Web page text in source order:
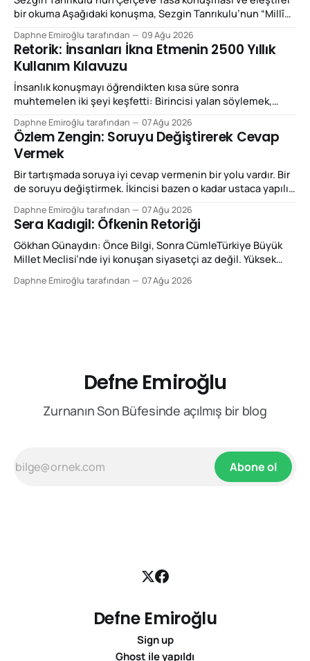
bir okuma Aşağıdaki konuşma, Sezgin Tanrıkulu’nun “Millî
Güçlendirilmesine Dair Kanun Teklifi”ne ilişkin yaptığı
konuşmadır: SEZGİN TANRIKULU’NUN KONUŞMASI “Bugün
önümüzde bulunan teklif, büyük acılara sebebiyet vermiş
yarım asırlık bir çatışma döneminin mutlak biçimde
sonlandırılmasına kapıyı aralaması
Daphne Emiroğlu tarafından 09 Ağu 2026
Retorik: İnsanları İkna Etmenin 2500 Yıllık
Kullanım Kılavuzu
İnsanlık konuşmayı öğrendikten kısa süre sonra
muhtemelen iki şeyi keşfetti: Birincisi yalan söylemek,
Neyse ki aradan birkaç bin yıl geçince Yunanlar meseleyi
biraz sistematik hâle getirip adına retorik dediler. Bugün
“retorik” kelimesini çoğunlukla küçümseyici biçimde
kullanıyoruz. “Bunlar retorik”, “retorikten başka bir şey
Daphne Emiroğlu tarafından 07 Ağu 2026
Özlem Zengin: Soruyu Değiştirerek Cevap
Vermek
Bir tartışmada soruya iyi cevap vermenin bir yolu vardır. Bir
de soruyu değiştirmek. İkincisi bazen o kadar ustaca yapılır
konuşmalarını izlerken dikkatimi çeken temel retorik özellik
bu: Önüne konulan tartışmanın çerçevesini kabul etmek
yerine sık sık o çerçeveyi değiştiriyor. Bu,
retorikte reframing,
Daphne Emiroğlu tarafından 07 Ağu 2026
Sera Kadıgil: Öfkenin Retoriği
Gökhan Günaydın: Önce Bilgi, Sonra CümleTürkiye Büyük
Millet Meclisi’nde iyi konuşan siyasetçi az değil. Yüksek
Şimdi size Gökhan Günaydın Fan Club’tan yazıyorum. Bir
Daphne Emiroğlu tarafından 07 Ağu 2026
Defne Emiroğlu
Zurnanın Son Büfesinde açılmış bir blog
Abone ol
Defne Emiroğlu
Sign up
Ghost ile yapıldı